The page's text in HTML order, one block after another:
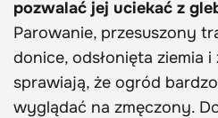
pozwalać jej uciekać z
Parowanie, przesuszony
donice, odsłonięta ziemia
sprawiają, że ogród
wyglądać na zmęczony.